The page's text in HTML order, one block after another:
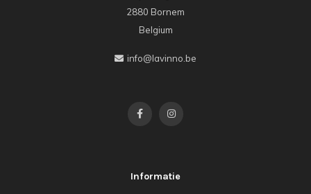
2880 Bornem
Belgium
info@lavinno.be
Informatie